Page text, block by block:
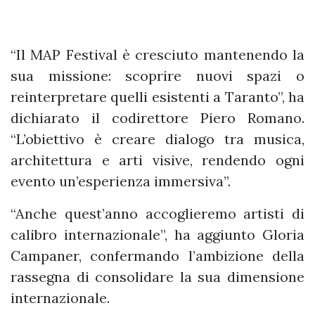
“Il MAP Festival è cresciuto mantenendo la
sua missione: scoprire nuovi spazi o
reinterpretare quelli esistenti a Taranto”, ha
dichiarato il codirettore Piero Romano.
“L’obiettivo è creare dialogo tra musica,
architettura e arti visive, rendendo ogni
evento un’esperienza immersiva”.
“Anche quest’anno accoglieremo artisti di
calibro internazionale”, ha aggiunto Gloria
Campaner, confermando l’ambizione della
rassegna di consolidare la sua dimensione
internazionale.